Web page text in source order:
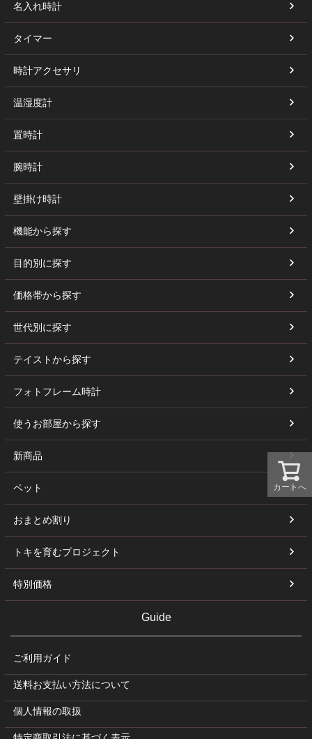
カートへ
名入れ時計
タイマー
時計アクセサリ
温湿度計
置時計
腕時計
壁掛け時計
機能から探す
目的別に探す
価格帯から探す
世代別に探す
テイストから探す
フォトフレーム時計
使うお部屋から探す
新商品
ペット
おまとめ割り
トキを育むプロジェクト
特別価格
Guide
ご利用ガイド
送料お支払い方法について
個人情報の取扱